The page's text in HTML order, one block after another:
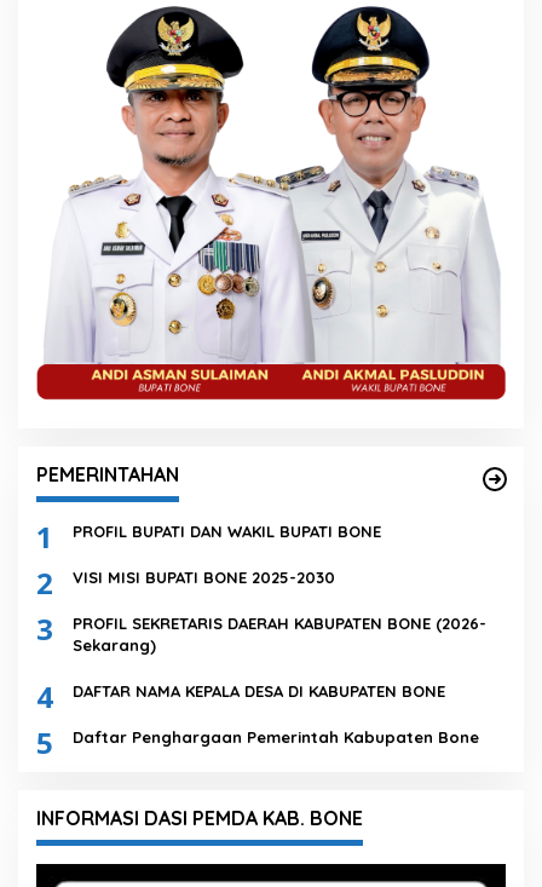
PEMERINTAHAN
1 PROFIL BUPATI DAN WAKIL BUPATI BONE
2 VISI MISI BUPATI BONE 2025-2030
3
PROFIL SEKRETARIS DAERAH KABUPATEN BONE (2026-
Sekarang)
4 DAFTAR NAMA KEPALA DESA DI KABUPATEN BONE
5 Daftar Penghargaan Pemerintah Kabupaten Bone
INFORMASI DASI PEMDA KAB. BONE